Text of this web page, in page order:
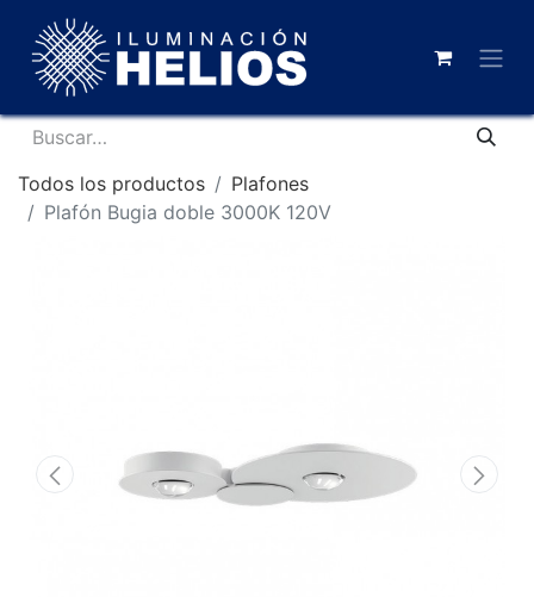
Todos los productos
Plafones
Plafón Bugia doble 3000K 120V